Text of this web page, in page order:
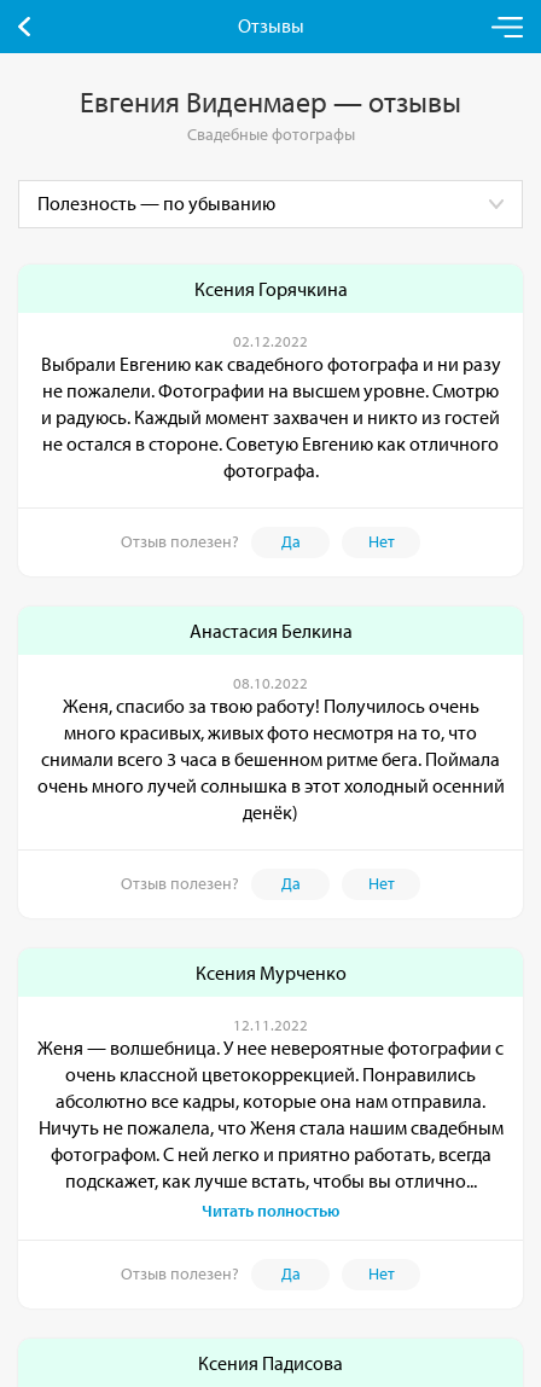
Отзывы
Евгения Виденмаер — отзывы
Свадебные фотографы
Ксения Горячкина
02.12.2022
Выбрали Евгению как свадебного фотографа и ни разу
не пожалели. Фотографии на высшем уровне. Смотрю
и радуюсь. Каждый момент захвачен и никто из гостей
не остался в стороне. Советую Евгению как отличного
фотографа.
Отзыв полезен? Да Нет
Анастасия Белкина
08.10.2022
Женя, спасибо за твою работу! Получилось очень
много красивых, живых фото несмотря на то, что
снимали всего 3 часа в бешенном ритме бега. Поймала
очень много лучей солнышка в этот холодный осенний
денёк)
Отзыв полезен? Да Нет
Ксения Мурченко
12.11.2022
Женя — волшебница. У нее невероятные фотографии с
очень классной цветокоррекцией. Понравились
абсолютно все кадры, которые она нам отправила.
Ничуть не пожалела, что Женя стала нашим свадебным
фотографом. С ней легко и приятно работать, всегда
подскажет, как лучше встать, чтобы вы отлично...
Читать полностью
Отзыв полезен? Да Нет
Ксения Падисова